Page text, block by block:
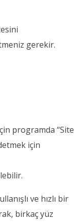
gerekir.
programda “Site
için
ve hızlı bir
birkaç yüz